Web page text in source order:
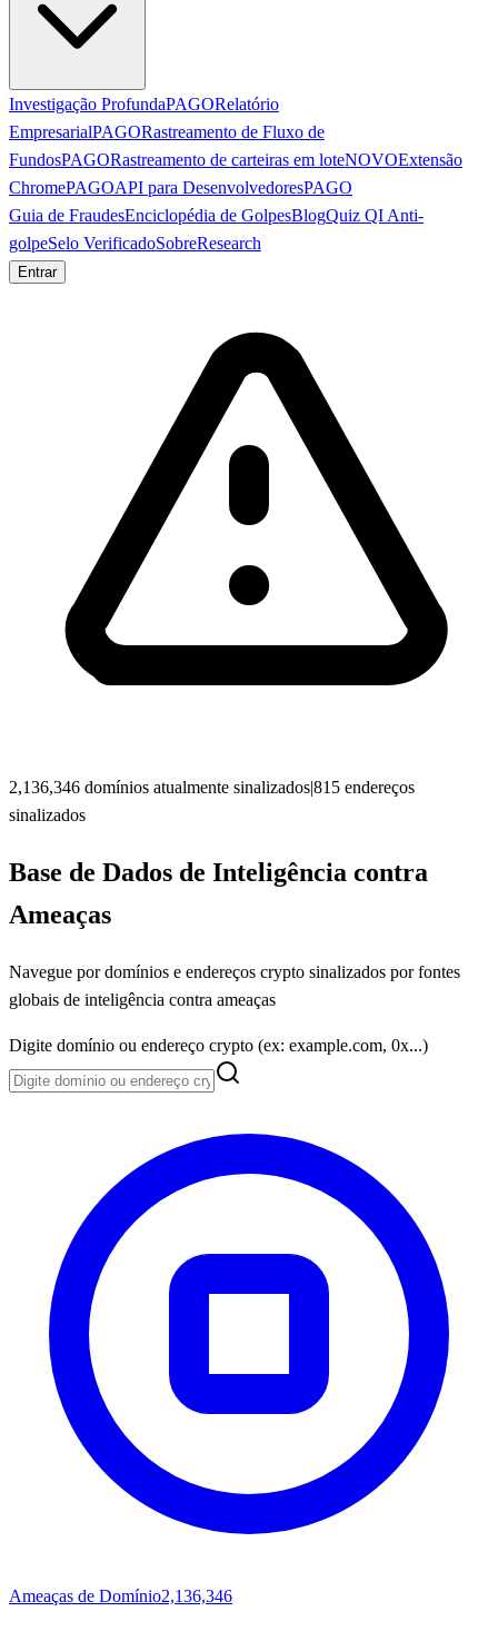
Investigação ProfundaPAGORelatório
EmpresarialPAGORastreamento de Fluxo de
FundosPAGORastreamento de carteiras em loteNOVOExtensão
ChromePAGOAPI para DesenvolvedoresPAGO
Guia de FraudesEnciclopédia de GolpesBlogQuiz QI Anti-
golpeSelo VerificadoSobreResearch
Entrar
2,136,346 domínios atualmente sinalizados|815 endereços
sinalizados
Base de Dados de Inteligência contra
Ameaças
Navegue por domínios e endereços crypto sinalizados por fontes
globais de inteligência contra ameaças
Digite domínio ou endereço crypto (ex: example.com, 0x...)
Ameaças de Domínio2,136,346